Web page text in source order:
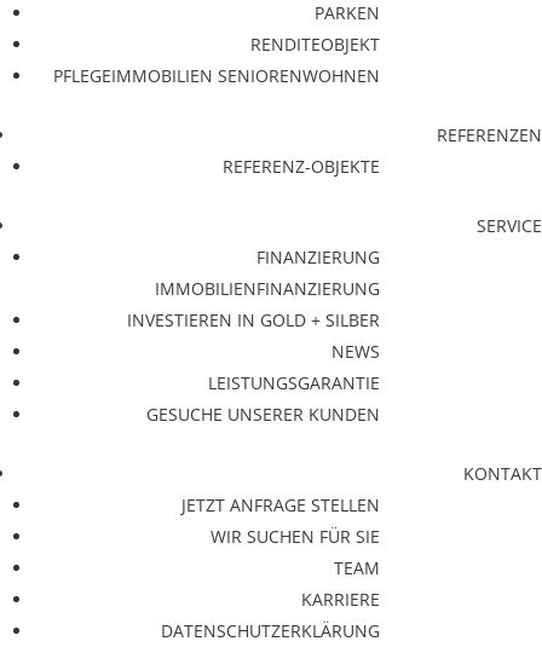
PARKEN
RENDITEOBJEKT
PFLEGEIMMOBILIEN SENIORENWOHNEN
REFERENZEN
REFERENZ-OBJEKTE
SERVICE
FINANZIERUNG
IMMOBILIENFINANZIERUNG
INVESTIEREN IN GOLD + SILBER
NEWS
LEISTUNGSGARANTIE
GESUCHE UNSERER KUNDEN
KONTAKT
JETZT ANFRAGE STELLEN
WIR SUCHEN FÜR SIE
TEAM
KARRIERE
DATENSCHUTZERKLÄRUNG